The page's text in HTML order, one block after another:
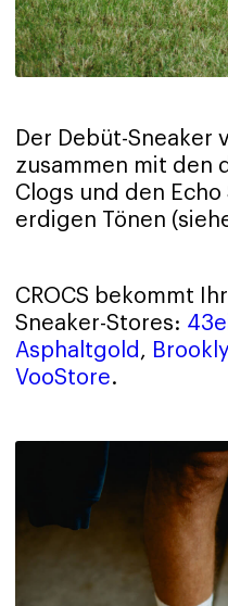
Der Debüt-Sneaker
zusammen mit den
Clogs und den
erdigen Tönen
CROCS bekommt
Sneaker-Stores:
Asphaltgold ,
VooStore.